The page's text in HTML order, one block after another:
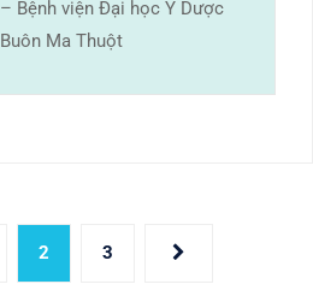
– Bệnh viện Đại học Y Dược
Buôn Ma Thuột
2 3